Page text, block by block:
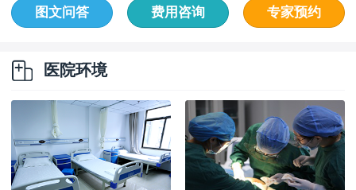
图文问答 费用咨询 专家预约
医院环境